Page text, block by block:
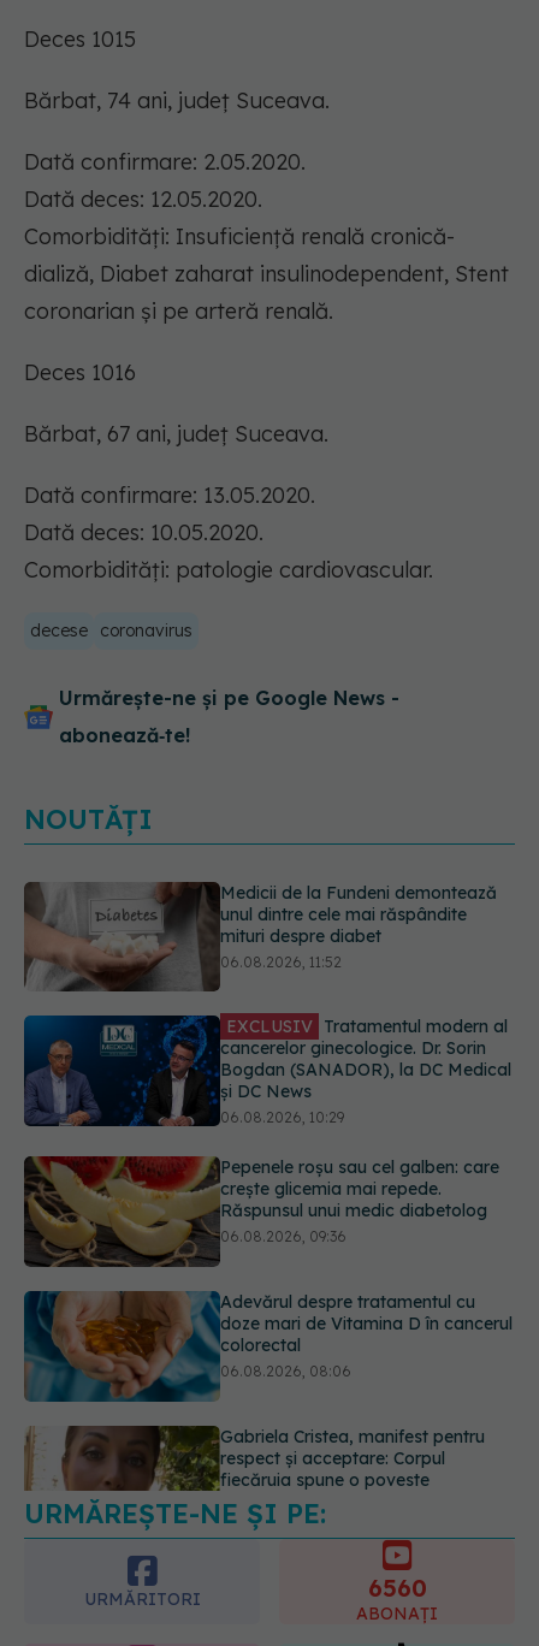
Deces 1015
Bărbat, 74 ani, județ Suceava.
Dată confirmare: 2.05.2020.
Dată deces: 12.05.2020.
Comorbidități: Insuficiență renală cronică-
dializă, Diabet zaharat insulinodependent, Stent
coronarian și pe arteră renală.
Deces 1016
Bărbat, 67 ani, județ Suceava.
Dată confirmare: 13.05.2020.
Dată deces: 10.05.2020.
Comorbidități: patologie cardiovascular.
decese coronavirus
Urmărește-ne și pe Google News -
abonează‑te!
NOUTĂȚI
EXCLUSIV Tratamentul modern al
cancerelor ginecologice. Dr. Sorin
Bogdan (SANADOR), la DC Medical
și DC News
Pepenele roșu sau cel galben: care
crește glicemia mai repede.
Răspunsul unui medic diabetolog
06.08.2026, 09:36
Adevărul despre tratamentul cu
doze mari de Vitamina D în cancerul
colorectal
06.08.2026, 08:06
Gabriela Cristea, manifest pentru
respect și acceptare: Corpul
fiecăruia spune o poveste
05.08.2026, 21:23
Medicii de la Fundeni demontează
unul dintre cele mai răspândite
mituri despre diabet
06.08.2026, 11:52
URMĂREȘTE-NE ȘI PE:
URMĂRITORI
ABONAȚI
365
URMĂRITORI
1401
URMĂRITORI